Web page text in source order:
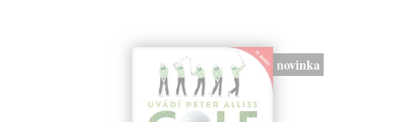
novinka